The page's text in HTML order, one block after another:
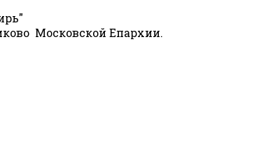
Московской Епархии.